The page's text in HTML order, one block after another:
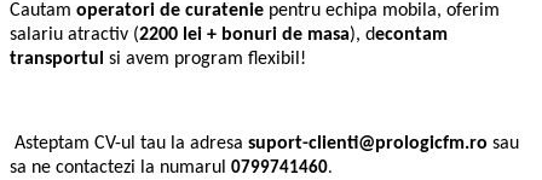
Cautam operatori de curatenie pentru echipa mobila, oferim
salariu atractiv (2200 lei + bonuri de masa), decontam
transportul si avem program flexibil!
Asteptam CV-ul tau la adresa suport-clienti@prologicfm.ro sau
sa ne contactezi la numarul 0799741460.